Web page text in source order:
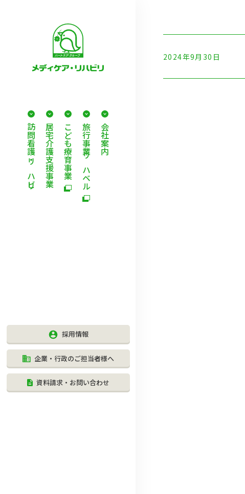
訪問看護・リハビリ居宅介護支援事業こども療育事業旅行事業 リハベル 会社案内
採用情報
企業・行政のご担当者様へ
資料請求・お問い合わせ
2024年9月30日